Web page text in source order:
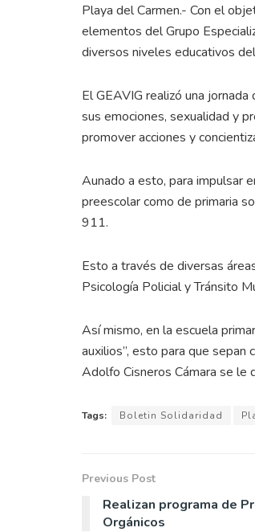
Playa del Carmen.- Con el
elementos del Grupo
diversos niveles educativos
El GEAVIG realizó una
sus emociones, sexualidad y
promover acciones y
Aunado a esto, para impulsar
preescolar como de primaria
911.
Esto a través de diversas
Psicología Policial y Tránsito
Así mismo, en la escuela
auxilios”, esto para que sepan
Adolfo Cisneros Cámara se le
Tags: Boletin Solidaridad
Previous Post
Realizan programa de
Orgánicos